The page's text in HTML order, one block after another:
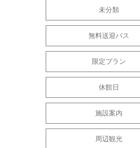
未分類
無料送迎バス
限定プラン
休館日
施設案内
周辺観光